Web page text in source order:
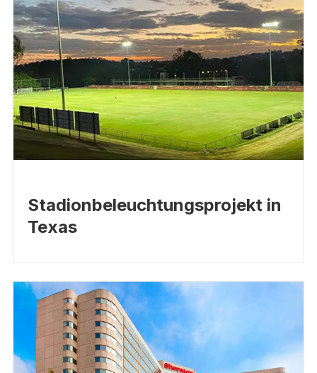
Stadionbeleuchtungsprojekt in
Texas